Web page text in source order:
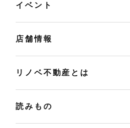
イベント
店舗情報
リノベ不動産とは
読みもの